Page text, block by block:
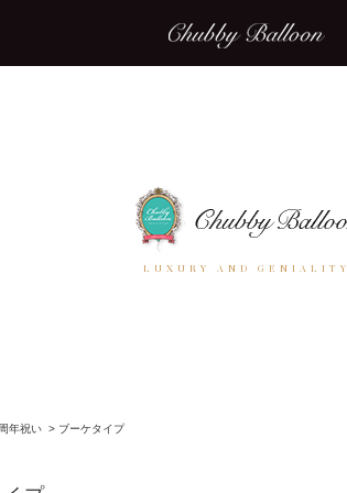
LUXURY AND GENIALITY
年祝い > ブーケタイプ